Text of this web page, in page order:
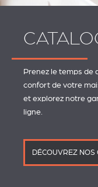
Prenez le temps de
confort de votre
et explorez notre
ligne.
DÉCOUVREZ NOS